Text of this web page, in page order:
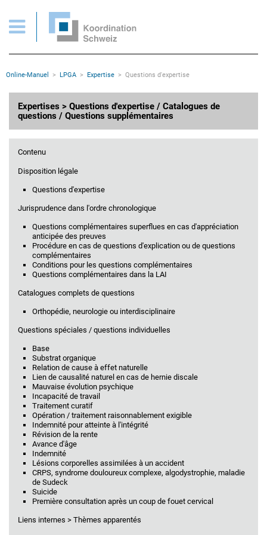
Pages importantes
Page d'accueil
Contenu
Plan du site
Rootline
Online-Manuel LPGA Expertise Questions d'expertise
Expertises > Questions d'expertise / Catalogues de
questions / Questions supplémentaires
Contenu
Disposition légale
Questions d'expertise
Jurisprudence dans l'ordre chronologique
Questions complémentaires superflues en cas d'appréciation
anticipée des preuves
Procédure en cas de questions d'explication ou de questions
complémentaires
Conditions pour les questions complémentaires
Questions complémentaires dans la LAI
Catalogues complets de questions
Orthopédie, neurologie ou interdisciplinaire
Questions spéciales / questions individuelles
Base
Substrat organique
Relation de cause à effet naturelle
Lien de causalité naturel en cas de hernie discale
Mauvaise évolution psychique
Incapacité de travail
Traitement curatif
Opération / traitement raisonnablement exigible
Indemnité pour atteinte à l'intégrité
Révision de la rente
Avance d'âge
Indemnité
Lésions corporelles assimilées à un accident
CRPS, syndrome douloureux complexe, algodystrophie, maladie
de Sudeck
Suicide
Première consultation après un coup de fouet cervical
Liens internes > Thèmes apparentés